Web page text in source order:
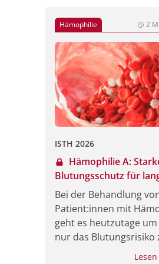
strukturiertes
laut Einschätzung von
bedingte, höhergradige
Managementstrategien
Hämophilie 2
ISTH 2026
Hämophilie A:
Blutungsschutz für
Wohlbefinden
Bei der Behandlung
Patient:innen mit
geht es heutzutage
nur das Blutungsrisiko
minimieren. Die zur